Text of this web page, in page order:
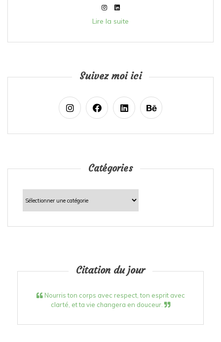
Lire la suite
Suivez moi ici
Catégories
Catégories
Citation du jour
Nourris ton corps avec respect, ton esprit avec
clarté, et ta vie changera en douceur.